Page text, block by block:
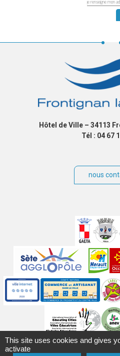
Hôtel de Ville – 34113
Tél : 04 67
nous
partenaires
Labels
Mentions légales Accessibilité
This site uses cookies and gives
activate